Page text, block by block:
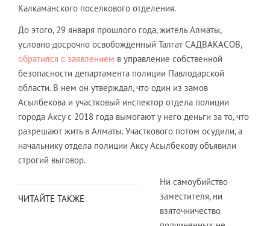
Калкаманского поселкового отделения.
До этого, 29 января прошлого года, житель Алматы,
условно-досрочно освобожденный Талгат САДВАКАСОВ,
обратился с заявлением в управление собственной
безопасности департамента полиции Павлодарской
области. В нем он утверждал, что один из замов
Асылбекова и участковый инспектор отдела полиции
города Аксу с 2018 года вымогают у него деньги за то, что
разрешают жить в Алматы. Участкового потом осудили, а
начальнику отдела полиции Аксу Асылбекову объявили
строгий выговор.
ЧИТАЙТЕ ТАКЖЕ
Ни самоубийство
заместителя, ни
взяточничество